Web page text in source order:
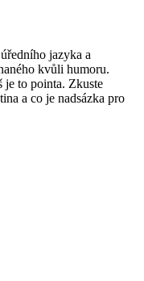
jazyka a
kvůli humoru.
je to pointa. Zkuste
a co je nadsázka pro